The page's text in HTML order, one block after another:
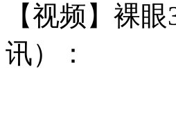
【视频】裸
讯）：